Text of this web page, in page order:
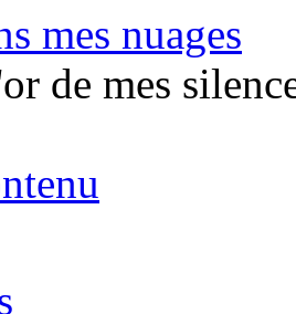
mes nuages
de mes